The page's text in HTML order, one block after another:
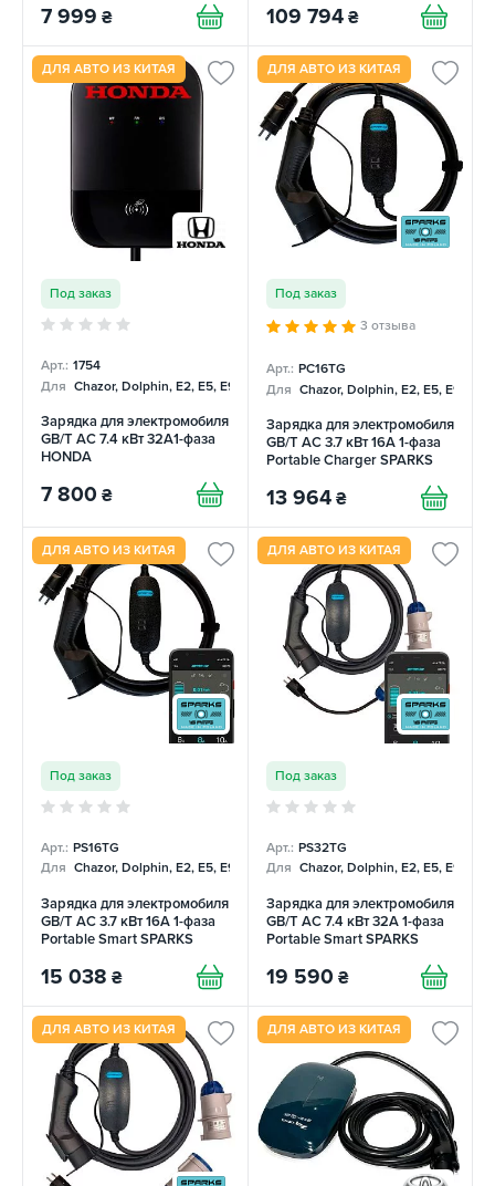
7 999 ₴ 109 794 ₴
ДЛЯ АВТО ИЗ КИТАЯ
Под заказ
Арт.: 1754
Для Chazor, Dolphin, E2, E5, E9, Mercedes
Зарядка для электромобиля
GB/T AC 7.4 кВт 32A1-фаза
HONDA
7 800 ₴
ДЛЯ АВТО ИЗ КИТАЯ
Под заказ
3 отзыва
Арт.: PC16TG
Для Chazor, Dolphin, E2, E5, E9,
Зарядка для электромобиля
GB/T AC 3.7 кВт 16А 1-фаза
Portable Charger SPARKS
13 964 ₴
ДЛЯ АВТО ИЗ КИТАЯ
Под заказ
Арт.: PS16TG
Для Chazor, Dolphin, E2, E5, E9, Mercedes
Зарядка для электромобиля
GB/T AC 3.7 кВт 16А 1-фаза
Portable Smart SPARKS
15 038 ₴
ДЛЯ АВТО ИЗ КИТАЯ
Под заказ
Арт.: PS32TG
Для Chazor, Dolphin, E2, E5, E9,
Зарядка для электромобиля
GB/T AC 7.4 кВт 32А 1-фаза
Portable Smart SPARKS
19 590 ₴
ДЛЯ АВТО ИЗ КИТАЯ ДЛЯ АВТО ИЗ КИТАЯ